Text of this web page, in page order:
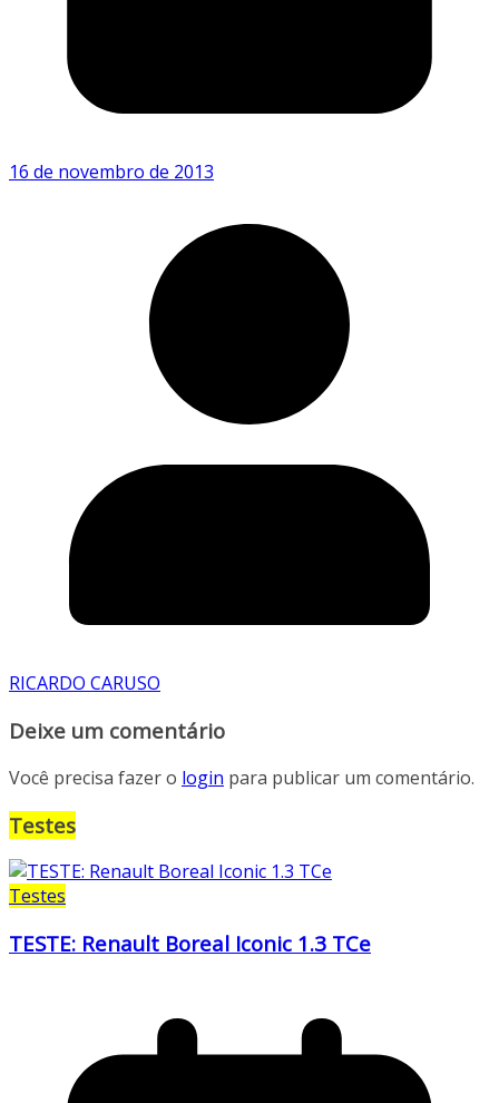
16 de novembro de 2013
RICARDO CARUSO
Deixe um comentário
Você precisa fazer o login para publicar um comentário.
Testes
Testes
TESTE: Renault Boreal Iconic 1.3 TCe